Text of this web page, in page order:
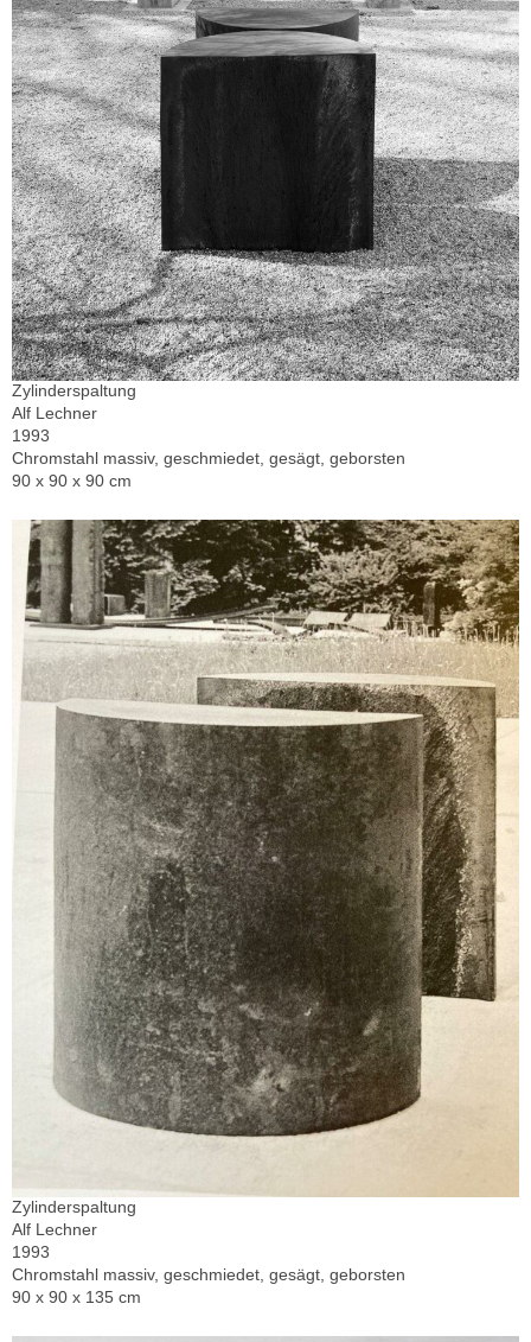
Zylinderspaltung
Alf Lechner
1993
Chromstahl massiv, geschmiedet, gesägt, geborsten
90 x 90 x 90 cm
Zylinderspaltung
Alf Lechner
1993
Chromstahl massiv, geschmiedet, gesägt, geborsten
90 x 90 x 135 cm